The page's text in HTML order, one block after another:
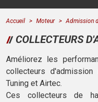
Accueil Moteur Admission
COLLECTEURS
Améliorez les
collecteurs
Tuning et Airtec.
Ces collecteurs de